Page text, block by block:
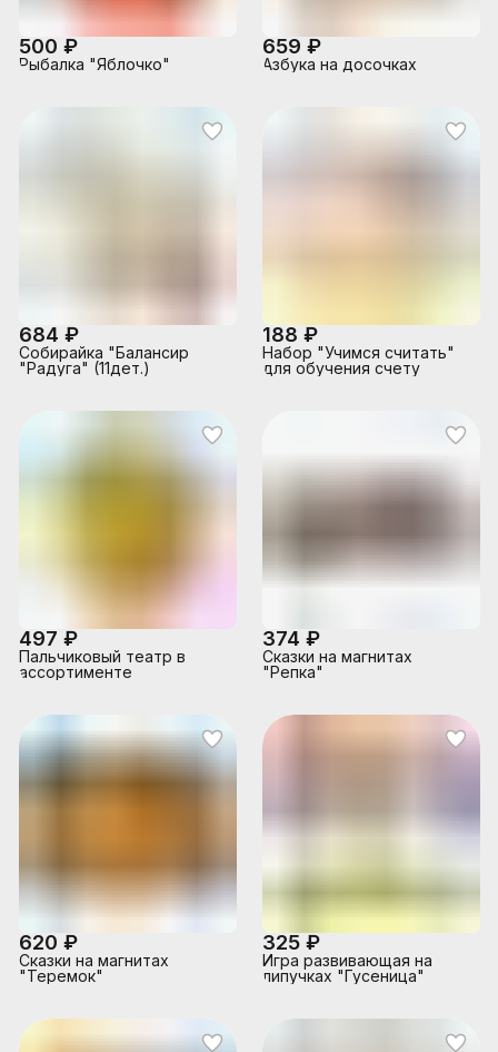
500 ₽
Рыбалка "Яблочко"
659 ₽
Азбука на досочках
684 ₽
Собирайка "Балансир
"Радуга" (11дет.)
188 ₽
Набор "Учимся считать"
для обучения счету
497 ₽
Пальчиковый театр в
ассортименте
374 ₽
Сказки на магнитах
"Репка"
620 ₽
Сказки на магнитах
"Теремок"
325 ₽
Игра развивающая на
липучках "Гусеница"